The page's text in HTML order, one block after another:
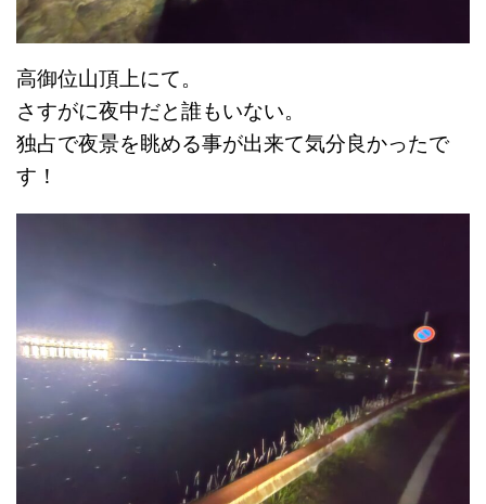
高御位山頂上にて。
さすがに夜中だと誰もいない。
独占で夜景を眺める事が出来て気分良かったで
す！